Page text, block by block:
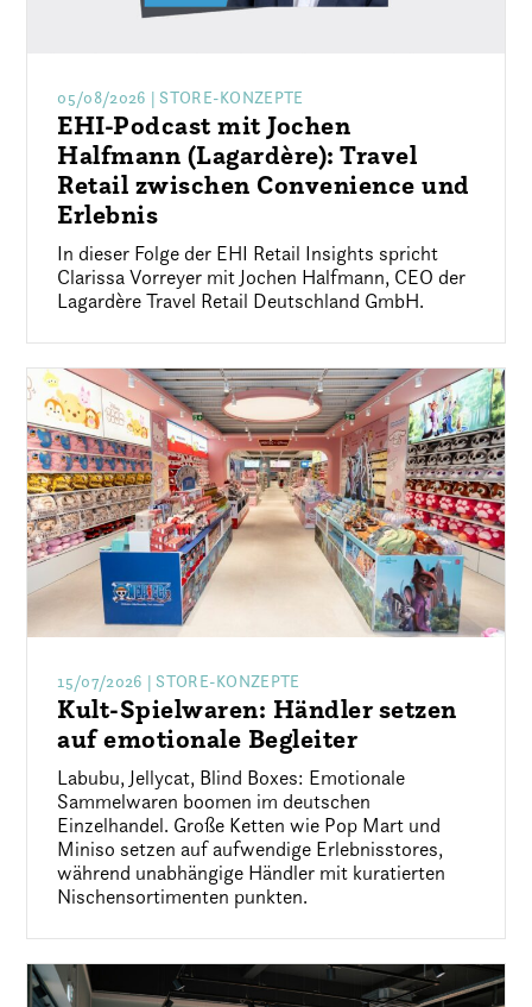
05/08/2026 | STORE-KONZEPTE
EHI-Podcast mit Jochen
Halfmann (Lagardère): Travel
Retail zwischen Convenience und
Erlebnis
In dieser Folge der EHI Retail Insights spricht
Clarissa Vorreyer mit Jochen Halfmann, CEO der
Lagardère Travel Retail Deutschland GmbH.
15/07/2026 | STORE-KONZEPTE
Kult-Spielwaren: Händler setzen
auf emotionale Begleiter
Labubu, Jellycat, Blind Boxes: Emotionale
Sammelwaren boomen im deutschen
Einzelhandel. Große Ketten wie Pop Mart und
Miniso setzen auf aufwendige Erlebnisstores,
während unabhängige Händler mit kuratierten
Nischensortimenten punkten.